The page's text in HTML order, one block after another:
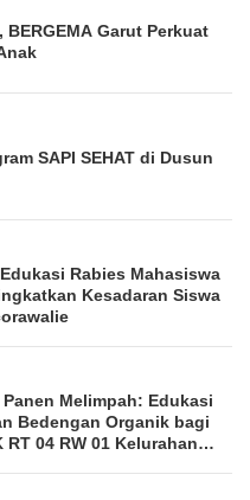
BERGEMA Garut Perkuat
SAPI SEHAT di Dusun
Rabies Mahasiswa
Kesadaran Siswa
Melimpah: Edukasi
Bedengan Organik bagi
RT 04 RW 01 Kelurahan